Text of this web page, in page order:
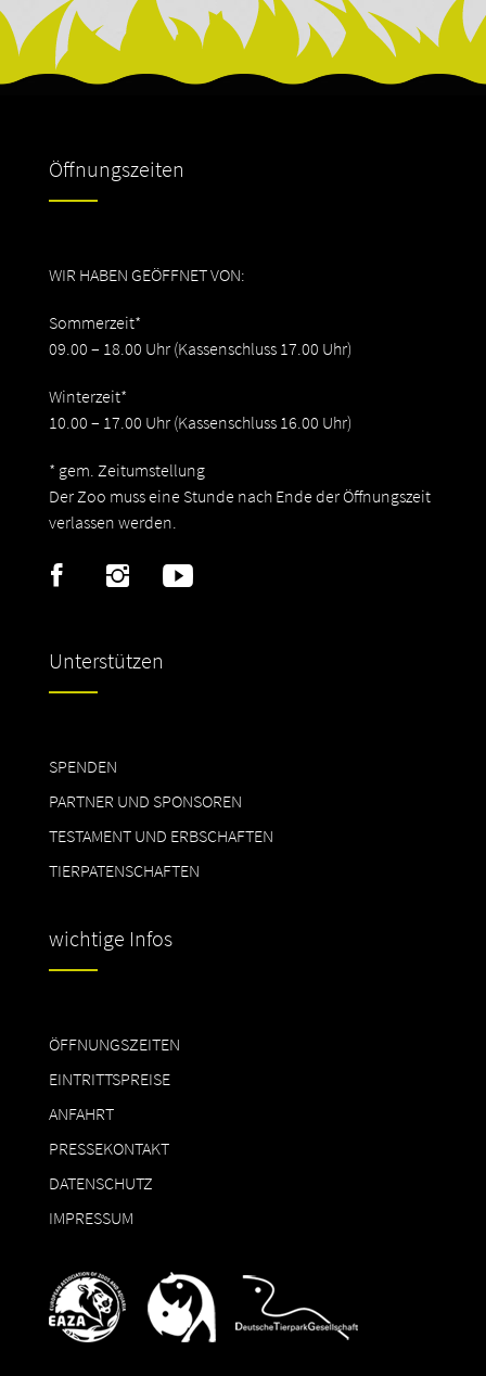
Öffnungszeiten
WIR HABEN GEÖFFNET VON:
Sommerzeit*
09.00 – 18.00 Uhr (Kassenschluss 17.00 Uhr)
Winterzeit*
10.00 – 17.00 Uhr (Kassenschluss 16.00 Uhr)
* gem. Zeitumstellung
Der Zoo muss eine Stunde nach Ende der Öffnungszeit
verlassen werden.
Unterstützen
SPENDEN
PARTNER UND SPONSOREN
TESTAMENT UND ERBSCHAFTEN
TIERPATENSCHAFTEN
wichtige Infos
ÖFFNUNGSZEITEN
EINTRITTSPREISE
ANFAHRT
PRESSEKONTAKT
DATENSCHUTZ
IMPRESSUM